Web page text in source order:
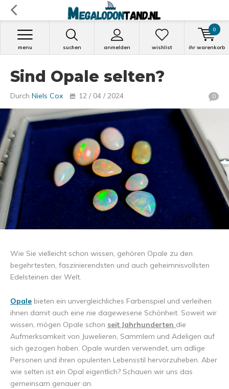
suchen anmelden
menu wishlist ihr warenkorb
0
Sind Opale selten?
Durch Niels Cox 12 / 04 / 2024 0
Wie Sie vielleicht schon wissen, gehören Opale zu den
begehrtesten, faszinierendsten und auch geheimnisvollsten
Edelsteinen der Welt.
Opale bieten ein unvergleichliches Farbenspiel und verleihen
ihnen damit auch eine nie dagewesene Schönheit. Soweit wir
wissen, mögen Opale schon seit Jahrhunderten die
Aufmerksamkeit von Juwelieren, Sammlern und Adeligen auf
sich gezogen haben. Opale wurden verwendet, um adlige
Personen und ihren opulenten Lebensstil hervorzuheben. Aber
wie selten ist ein Opal eigentlich? Schauen wir uns das
gemeinsam genauer an.